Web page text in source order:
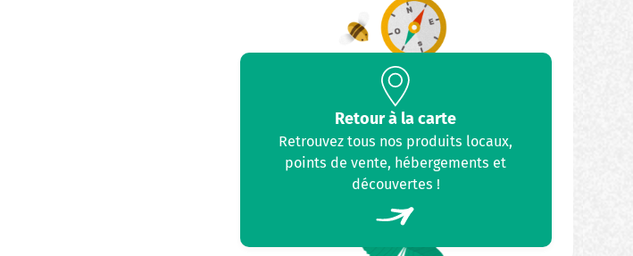
Retour à la carte
Retrouvez tous nos produits locaux,
points de vente, hébergements et
découvertes !